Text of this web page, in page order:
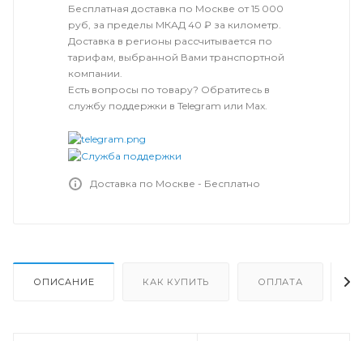
Бесплатная доставка по Москве от 15 000
руб, за пределы МКАД 40 ₽ за километр.
Доставка в регионы рассчитывается по
тарифам, выбранной Вами транспортной
компании.
Есть вопросы по товару? Обратитесь в
службу поддержки в Telegram или Max.
Доставка по Москве - Бесплатно
ОПИСАНИЕ КАК КУПИТЬ ОПЛАТА